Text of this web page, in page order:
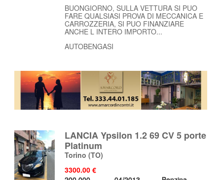
BUONGIORNO, SULLA VETTURA SI PUO
FARE QUALSIASI PROVA DI MECCANICA E
CARROZZERIA, SI PUO FINANZIARE
ANCHE L INTERO IMPORTO...
AUTOBENGASI
LANCIA Ypsilon 1.2 69 CV 5 porte
Platinum
Torino (TO)
3300.00 €